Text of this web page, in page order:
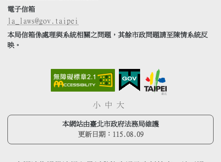
電子信箱
la_laws@gov.taipei
本局信箱係處理與系統相關之問題，其餘市政問題請至陳情系統反
映。
小 中 大
本網站由臺北市政府法務局維護
更新日期： 115.08.09